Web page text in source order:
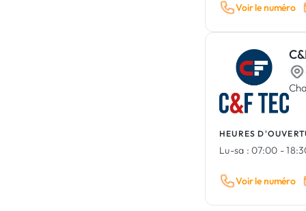
Voir le numéro
HEURES
Lu-sa : 07:00 -
Voir le numéro